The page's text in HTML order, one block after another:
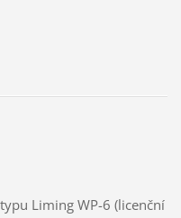
Liming WP-6 (licenční